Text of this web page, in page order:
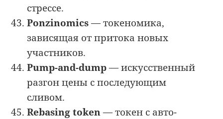
стрессе.
Ponzinomics— токеномика,
зависящая от притока новых
участников.
Pump-and-dump— искусственный
разгон цены с последующим
сливом.
Rebasing token— токен с авто-